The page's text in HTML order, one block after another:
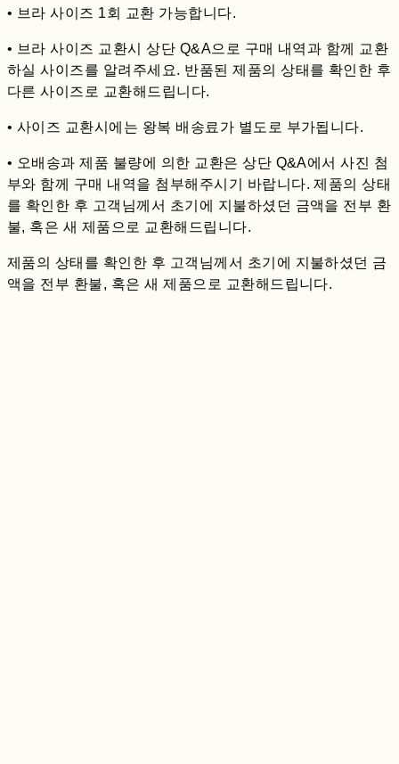
• 브라 사이즈 1회 교환 가능합니다.
• 브라 사이즈 교환시 상단 Q&A으로 구매 내역과 함께 교환
하실 사이즈를 알려주세요. 반품된 제품의 상태를 확인한 후
다른 사이즈로 교환해드립니다.
• 사이즈 교환시에는 왕복 배송료가 별도로 부가됩니다.
• 오배송과 제품 불량에 의한 교환은 상단 Q&A에서 사진 첨
부와 함께 구매 내역을 첨부해주시기 바랍니다. 제품의 상태
를 확인한 후 고객님께서 초기에 지불하셨던 금액을 전부 환
불, 혹은 새 제품으로 교환해드립니다.
제품의 상태를 확인한 후 고객님께서 초기에 지불하셨던 금
액을 전부 환불, 혹은 새 제품으로 교환해드립니다.